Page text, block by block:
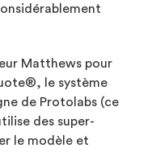
Matthews pour
le système
de Protolabs (ce
des super-
le modèle et